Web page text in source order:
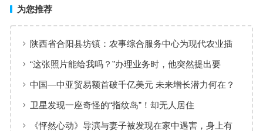
为您推荐
陕西省合阳县坊镇：农事综合服务中心为现代农业插
上“金翅膀”
“这张照片能给我吗？”办理业务时，他突然提出要
求……
中国—中亚贸易额首破千亿美元 未来增长潜力何在？
卫星发现一座奇怪的“指纹岛”！却无人居住
《怦然心动》导演与妻子被发现在家中遇害，身上有